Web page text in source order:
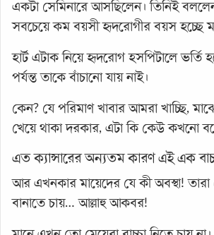
একটা সেমিনারে আসছিলেন। তিনিই বললেন
সবচেয়ে কম বয়সী হৃদরোগীর বয়স হচ্ছে
হার্ট এটাক নিয়ে হৃদরোগ হসপিটালে ভর্তি
পর্যন্ত তাকে বাঁচানো যায় নাই।
কেন? যে পরিমাণ খাবার আমরা খাচ্ছি,
খেয়ে থাকা দরকার, এটা কি কেউ কখনো
এত ক্যান্সারের অন্যতম কারণ এই এক
আর এখনকার মায়েদের যে কী অবস্থা! তারা
বানাতে চায়… আল্লাহু আকবর!